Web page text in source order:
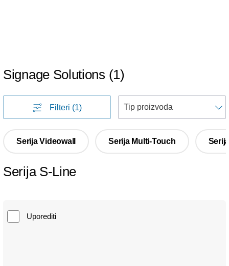
Signage Solutions (1)
Filteri (1)
Serija Videowall Serija Multi-Touch
Serija S-Line
Uporediti